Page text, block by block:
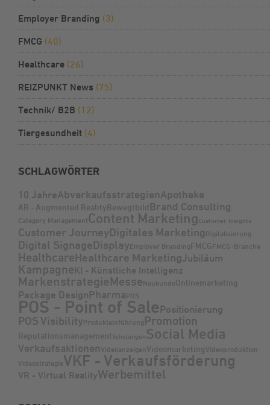
Employer Branding (3)
FMCG (40)
Healthcare (26)
REIZPUNKT News (75)
Technik/ B2B (12)
Tiergesundheit (4)
SCHLAGWÖRTER
10 JahreAbverkaufsstrategienApotheke
AR - Augmented RealityBewegtbild Brand Consulting
Category Management Content Marketing Customer Insights
Customer JourneyDigitales Marketing Digitalisierung
Digital SignageDisplayEmployer BrandingFMCGFMCG-Branche
HealthcareHealthcare MarketingJubiläum
KampagneKI - Künstliche Intelligenz
MarkenstrategieMesseNeukundeOnlinemarketing
Package DesignPharmaPOS
POS - Point of Sale Positionierung
POS VisibilityProdukteinführung Promotion
Reputationsmanagement Schulungen Social Media
Verkaufsaktionen Videoanzeigen Videomarketing Videoproduktion
VideostrategieVKF - Verkaufsförderung
VR - Virtual RealityWerbemittel